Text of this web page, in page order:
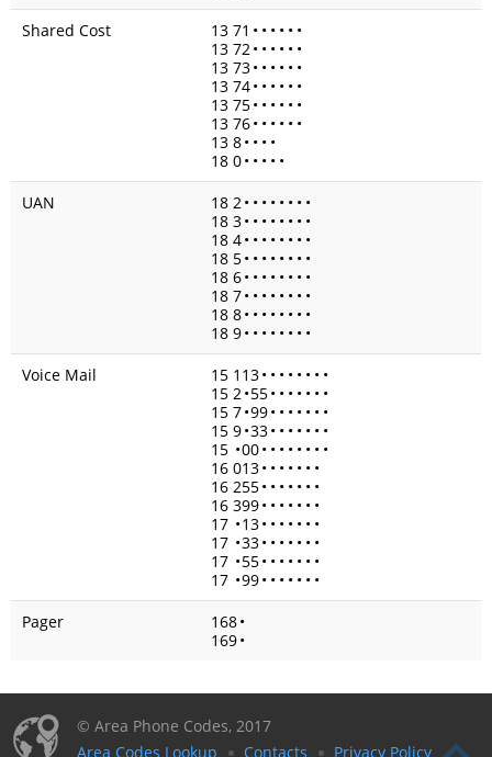
Shared Cost
13 71 • • • • • •
13 72• • • • • •
13 73• • • • • •
13 74• • • • • •
13 75• • • • • •
13 76• • • • • •
13 8• • • •
18 0• • • • •
UAN
18 2• • • • • • • •
18 3• • • • • • • •
18 4• • • • • • • •
18 5• • • • • • • •
18 6• • • • • • • •
18 7• • • • • • • •
18 8• • • • • • • •
18 9• • • • • • • •
Voice Mail
15 113• • • • • • • •
15 2•55• • • • • • •
15 7•99• • • • • • •
15 9•33• • • • • • •
15 •00• • • • • • • •
16 013• • • • • • •
16 255• • • • • • •
16 399• • • • • • •
17 •13• • • • • • •
17 •33• • • • • • •
17 •55• • • • • • •
17 •99• • • • • • •
Pager
168•
169•
© Area Phone Codes, 2017
Area Codes Lookup
Contacts Privacy Policy